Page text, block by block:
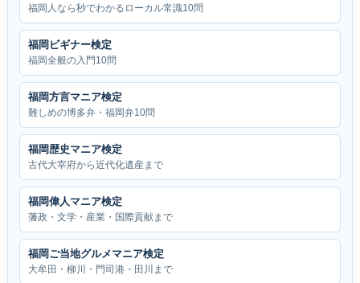
福岡人なら秒でわかるローカル常識10問
福岡ビギナー検定
福岡全般の入門10問
福岡方言マニア検定
難しめの博多弁・福岡弁10問
福岡歴史マニア検定
古代大宰府から近代化遺産まで
福岡偉人マニア検定
藩政・文学・産業・国際貢献まで
福岡ご当地グルメマニア検定
大牟田・柳川・門司港・田川まで